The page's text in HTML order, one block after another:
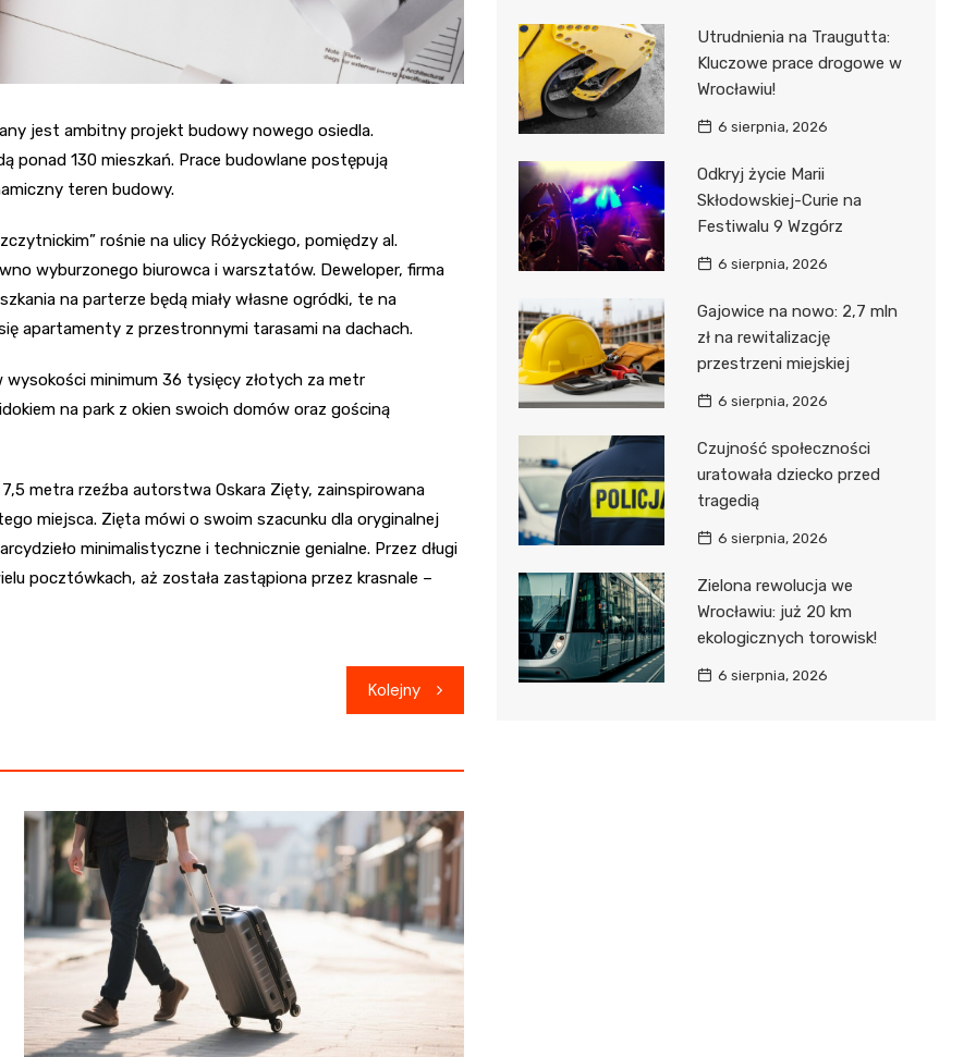
jest ambitny projekt budowy nowego osiedla.
ponad 130 mieszkań. Prace budowlane postępują
teren budowy.
rośnie na ulicy Różyckiego, pomiędzy al.
wyburzonego biurowca i warsztatów. Deweloper, firma
na parterze będą miały własne ogródki, te na
apartamenty z przestronnymi tarasami na dachach.
minimum 36 tysięcy złotych za metr
na park z okien swoich domów oraz gościną
metra rzeźba autorstwa Oskara Zięty, zainspirowana
miejsca. Zięta mówi o swoim szacunku dla oryginalnej
minimalistyczne i technicznie genialne. Przez długi
pocztówkach, aż została zastąpiona przez krasnale –
Kolejny
Utrudnienia na Traugutta:
Kluczowe prace drogowe w
Wrocławiu!
6 sierpnia, 2026
Odkryj życie Marii
Skłodowskiej-Curie na
Festiwalu 9 Wzgórz
6 sierpnia, 2026
Gajowice na nowo: 2,7 mln
zł na rewitalizację
przestrzeni miejskiej
6 sierpnia, 2026
Czujność społeczności
uratowała dziecko przed
tragedią
6 sierpnia, 2026
Zielona rewolucja we
Wrocławiu: już 20 km
ekologicznych torowisk!
6 sierpnia, 2026